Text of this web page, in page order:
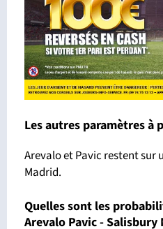
Les autres paramètres à
Arevalo et Pavic restent sur
Madrid.
Quelles sont les
Arevalo Pavic - Salisbury